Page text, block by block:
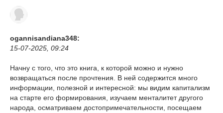
ogannisandiana348:
15-07-2025, 09:24
Начну с того, что это книга, к которой можно и нужно
возвращаться после прочтения. В ней содержится много
информации, полезной и интересной: мы видим капитализм
на старте его формирования, изучаем менталитет другого
народа, осматриваем достопримечательности, посещаем